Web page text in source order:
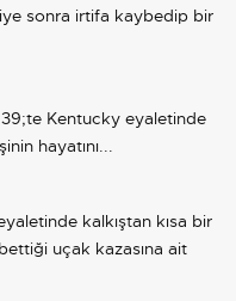
sonra irtifa kaybedip bir
kalkıştan kısa bir
uçak kazasına ait